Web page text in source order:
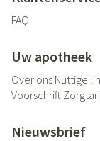
FAQ
Uw apotheek
Over ons Nuttige
Voorschrift
Nieuwsbrief